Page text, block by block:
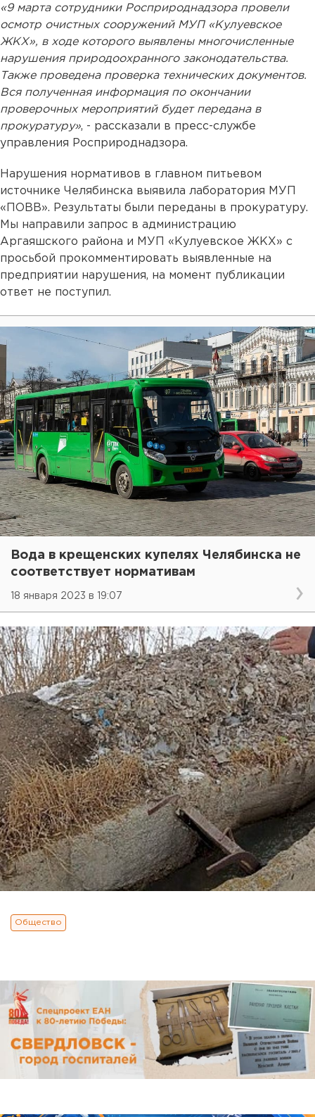
«9 марта сотрудники Росприроднадзора провели
осмотр очистных сооружений МУП «Кулуевское
ЖКХ», в ходе которого выявлены многочисленные
нарушения природоохранного законодательства.
Также проведена проверка технических документов.
Вся полученная информация по окончании
проверочных мероприятий будет передана в
прокуратуру», - рассказали в пресс-службе
управления Росприроднадзора.
Нарушения нормативов в главном питьевом
источнике Челябинска выявила лаборатория МУП
«ПОВВ». Результаты были переданы в прокуратуру.
Мы направили запрос в администрацию
Аргаяшского района и МУП «Кулуевское ЖКХ» с
просьбой прокомментировать выявленные на
предприятии нарушения, на момент публикации
ответ не поступил.
Вода в крещенских купелях Челябинска не
соответствует нормативам
18 января 2023 в 19:07
Общество